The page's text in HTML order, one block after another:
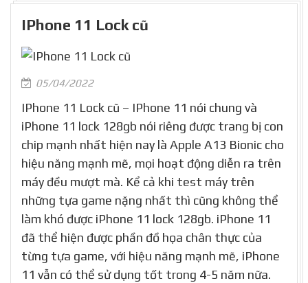
IPhone 11 Lock cũ
05/04/2022
IPhone 11 Lock cũ – IPhone 11 nói chung và
iPhone 11 lock 128gb nói riêng được trang bị con
chip mạnh nhất hiện nay là Apple A13 Bionic cho
hiệu năng mạnh mẽ, mọi hoạt động diễn ra trên
máy đều mượt mà. Kể cả khi test máy trên
những tựa game nặng nhất thì cũng không thể
làm khó được iPhone 11 lock 128gb. iPhone 11
đã thể hiện được phần đồ họa chân thực của
từng tựa game, với hiệu năng mạnh mẽ, iPhone
11 vẫn có thể sử dụng tốt trong 4-5 năm nữa.